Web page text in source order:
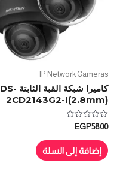
IP Network Cameras
كاميرا شبكة القبة الثابتة DS-
2CD2143G2-I(2.8mm)
تم
من
5
EGP5800
إضافة إلى السلة